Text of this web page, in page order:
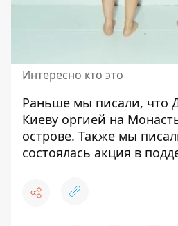
Интересно кто это
Раньше мы писали, что
Киеву оргией на
острове. Также мы
состоялась акция в